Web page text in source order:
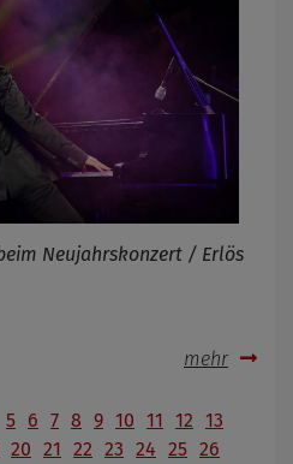
Neujahrskonzert / Erlös
mehr
5 6 7 8 9 10 11 12 13
20 21 22 23 24 25 26